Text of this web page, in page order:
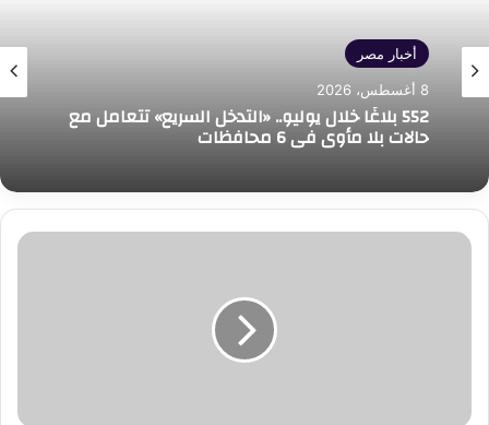
أخبار مصر
8 أغسطس، 2026
552 بلاغًا خلال يوليو.. «التدخل السريع» تتعامل مع
حالات بلا مأوى في 6 محافظات
منتخب